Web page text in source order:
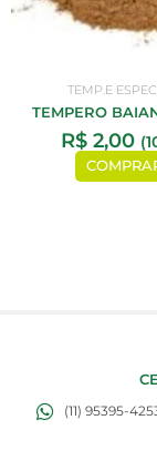
TEMP.E
TEMPERO
R$2,00
(11) 95395-